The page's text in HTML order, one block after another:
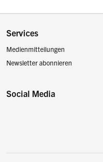
Footer
Services
Medienmitteilungen
Newsletter abonnieren
Social Media